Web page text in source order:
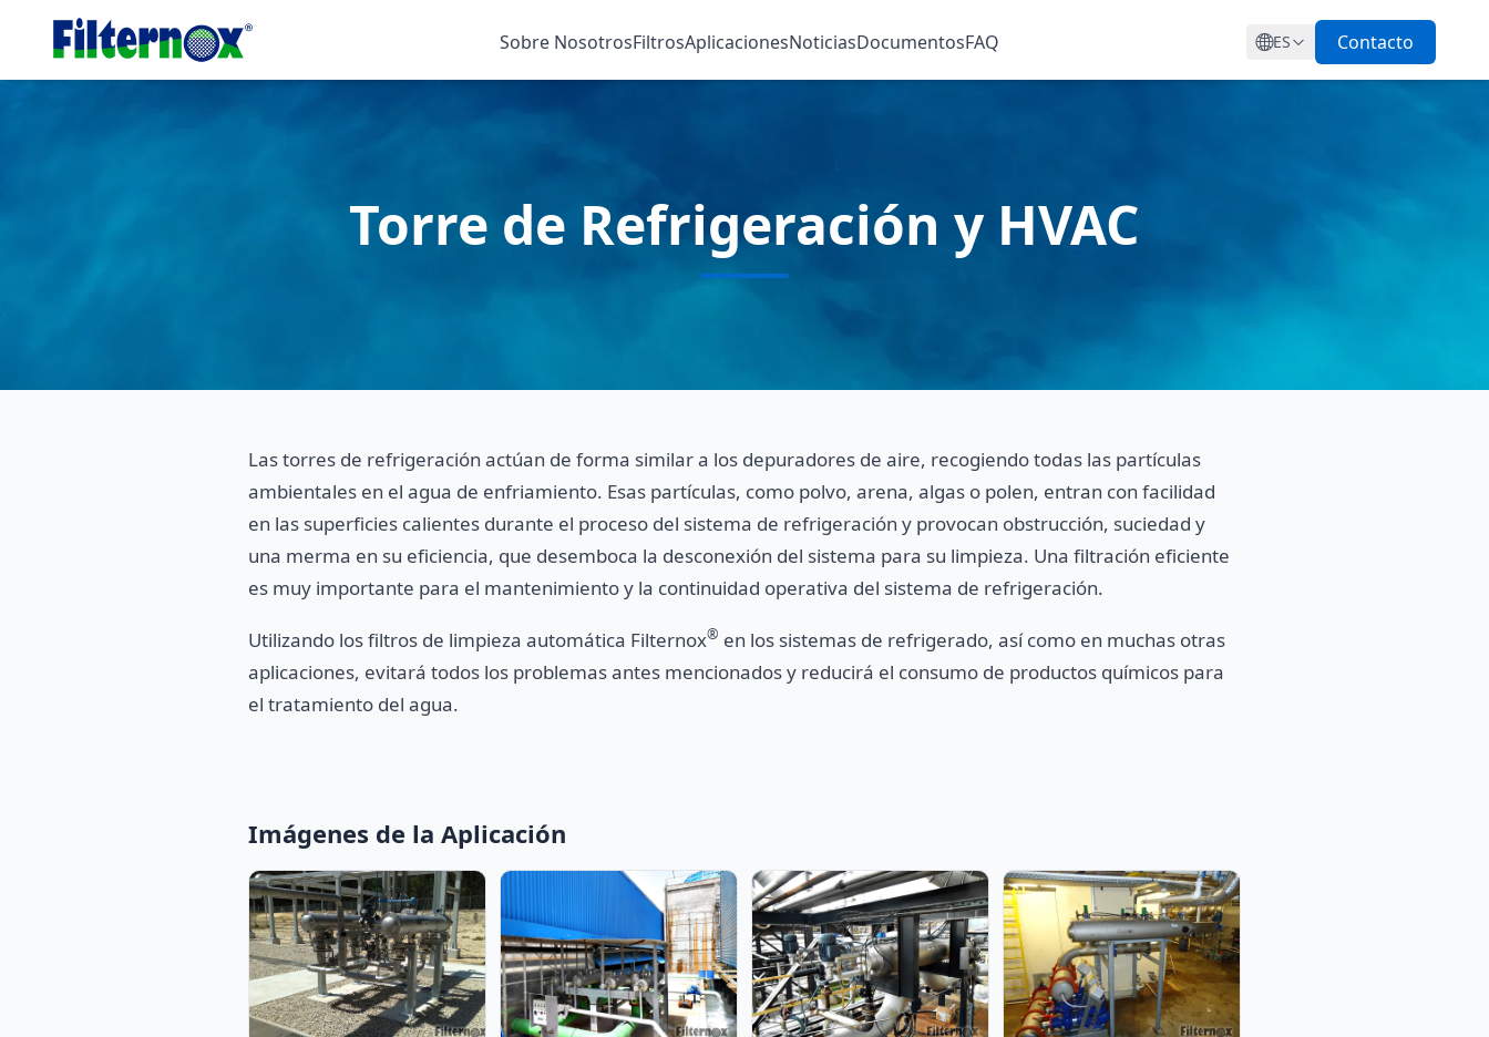
Sobre NosotrosFiltrosAplicacionesNoticiasDocumentosFAQ ES Contacto
Torre de Refrigeración y HVAC
Las torres de refrigeración actúan de forma similar a los depuradores de aire, recogiendo todas las partículas
ambientales en el agua de enfriamiento. Esas partículas, como polvo, arena, algas o polen, entran con facilidad
en las superficies calientes durante el proceso del sistema de refrigeración y provocan obstrucción, suciedad y
una merma en su eficiencia, que desemboca la desconexión del sistema para su limpieza. Una filtración eficiente
es muy importante para el mantenimiento y la continuidad operativa del sistema de refrigeración.
Utilizando los filtros de limpieza automática Filternox® en los sistemas de refrigerado, así como en muchas otras
aplicaciones, evitará todos los problemas antes mencionados y reducirá el consumo de productos químicos para
el tratamiento del agua.
Imágenes de la Aplicación